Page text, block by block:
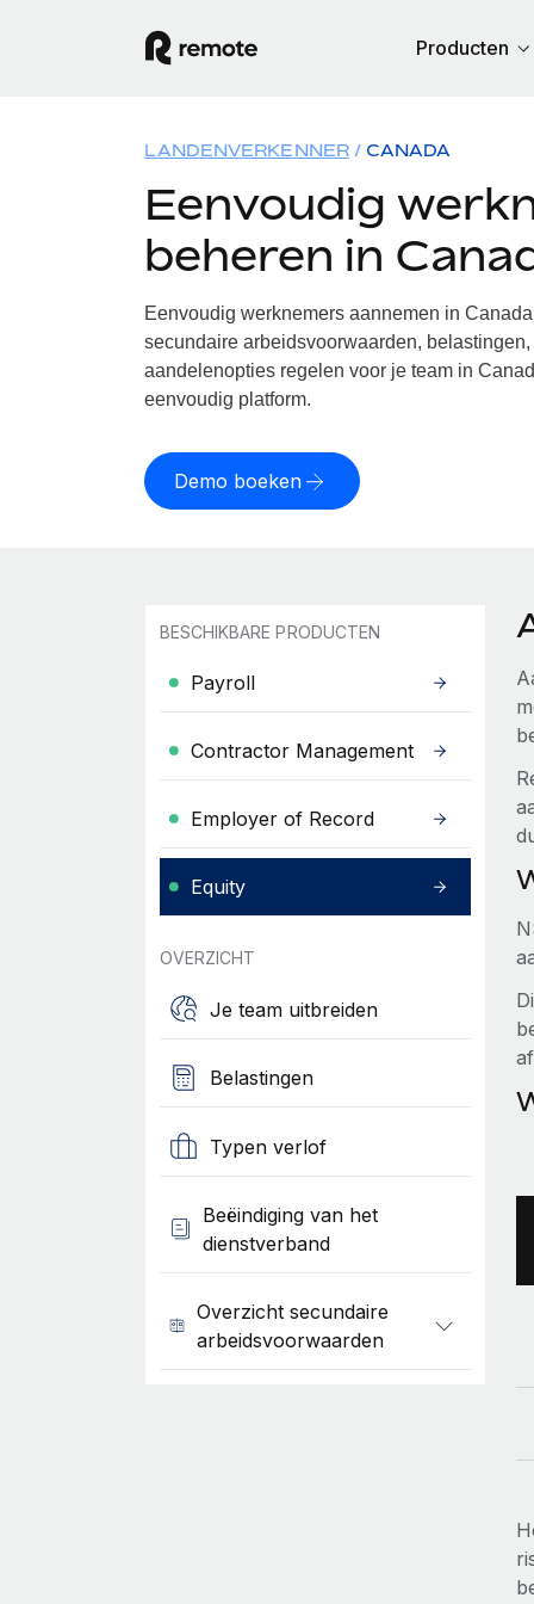
Producten
LANDENVERKENNER CANADA
Eenvoudig
beheren in
Eenvoudig werknemers aannemen in
secundaire arbeidsvoorwaarden,
aandelenopties regelen voor je team in
eenvoudig platform.
Demo boeken
BESCHIKBARE PRODUCTEN
Payroll
Contractor Management
Employer of Record
Equity
OVERZICHT
Je team uitbreiden
Belastingen
Typen verlof
Beëindiging van het
dienstverband
Overzicht secundaire
arbeidsvoorwaarden